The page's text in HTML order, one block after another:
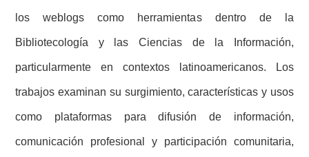
los weblogs como herramientas dentro de la
Bibliotecología y las Ciencias de la Información,
particularmente en contextos latinoamericanos. Los
trabajos examinan su surgimiento, características y usos
como plataformas para difusión de información,
comunicación profesional y participación comunitaria,